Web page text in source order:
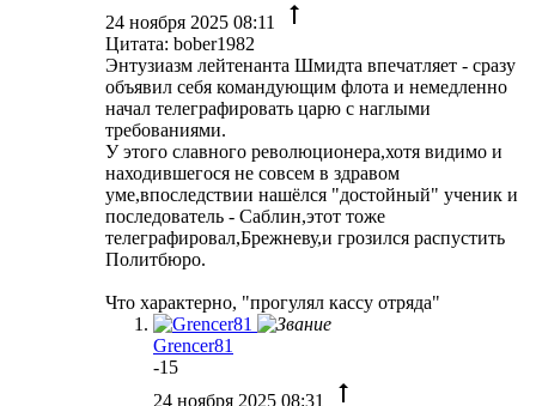
24 ноября 2025 08:11
Цитата: bober1982
Энтузиазм лейтенанта Шмидта впечатляет - сразу
объявил себя командующим флота и немедленно
начал телеграфировать царю с наглыми
требованиями.
У этого славного революционера,хотя видимо и
находившегося не совсем в здравом
уме,впоследствии нашёлся "достойный" ученик и
последователь - Саблин,этот тоже
телеграфировал,Брежневу,и грозился распустить
Политбюро.
Что характерно, "прогулял кассу отряда"
Grencer81
-15
24 ноября 2025 08:31